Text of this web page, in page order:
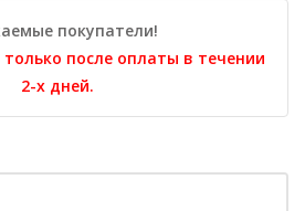
покупатели!
после оплаты в течении
2-х дней.